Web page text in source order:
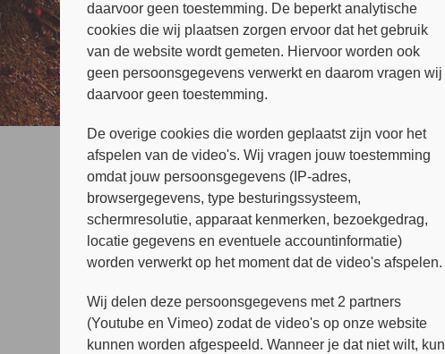
Zoeken
Zoeken
Recente berichten
(geen titel)
(geen titel)
Lichtflits
daarvoor geen toestemming. De beperkt analytische
cookies die wij plaatsen zorgen ervoor dat het gebruik
van de website wordt gemeten. Hiervoor worden ook
geen persoonsgegevens verwerkt en daarom vragen wij
daarvoor geen toestemming.
De overige cookies die worden geplaatst zijn voor het
afspelen van de video's. Wij vragen jouw toestemming
omdat jouw persoonsgegevens (IP-adres,
browsergegevens, type besturingssysteem,
schermresolutie, apparaat kenmerken, bezoekgedrag,
locatie gegevens en eventuele accountinformatie)
worden verwerkt op het moment dat de video's afspelen.
Wij delen deze persoonsgegevens met 2 partners
(Youtube en Vimeo) zodat de video's op onze website
kunnen worden afgespeeld. Wanneer je dat niet wilt, kun